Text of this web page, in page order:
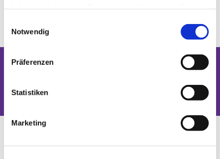
Notwendig
Präferenzen
Statistiken
Marketing
Dies könnte Sie auch interessieren